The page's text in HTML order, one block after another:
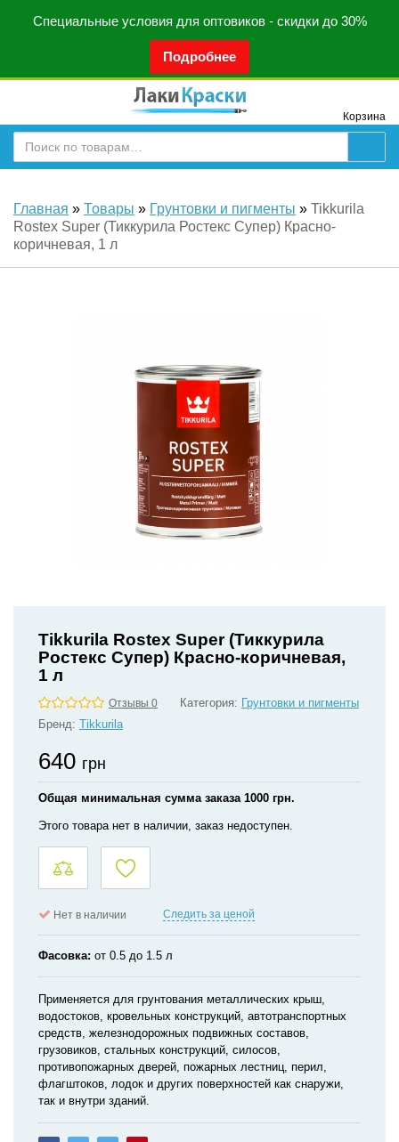
Специальные условия для оптовиков - скидки до 30%
Подробнее
Корзина
Главная » Товары » Грунтовки и пигменты » Tikkurila
Rostex Super (Тиккурила Ростекс Супер) Красно-
коричневая, 1 л
Tikkurila Rostex Super (Тиккурила
Ростекс Супер) Красно-коричневая,
1 л
Отзывы 0 Категория: Грунтовки и пигменты
Бренд: Tikkurila
640 грн
Общая минимальная сумма заказа 1000 грн.
Этого товара нет в наличии, заказ недоступен.
Нет в наличии Следить за ценой
Фасовка от 0.5 до 1.5 л
Применяется для грунтования металлических крыш,
водостоков, кровельных конструкций, автотранспортных
средств, железнодорожных подвижных составов,
грузовиков, стальных конструкций, силосов,
противопожарных дверей, пожарных лестниц, перил,
флагштоков, лодок и других поверхностей как снаружи,
так и внутри зданий.